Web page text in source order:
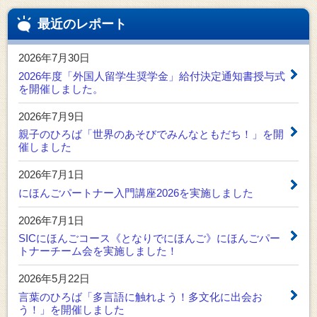
最近のレポート
2026年7月30日
2026年度「外国人留学生奨学金」給付決定通知書授与式
を開催しました。
2026年7月9日
親子のひろば「世界のあそびでみんなともだち！」を開
催しました
2026年7月1日
にほんごパートナー入門講座2026を実施しました
2026年7月1日
SICにほんごコース《となりでにほんご》にほんごパー
トナーチーム会を実施しました！
2026年5月22日
言葉のひろば「多言語に触れよう！多文化に出会お
う！」を開催しました